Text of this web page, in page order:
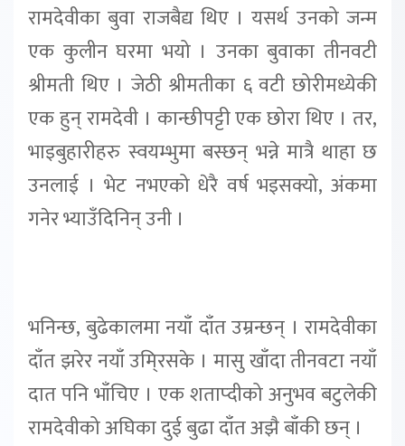
रामदेवीका बुवा राजबैद्य थिए । यसर्थ उनको जन्म
एक कुलीन घरमा भयो । उनका बुवाका तीनवटी
श्रीमती थिए । जेठी श्रीमतीका ६ वटी छोरीमध्येकी
एक हुन् रामदेवी । कान्छीपट्टी एक छोरा थिए । तर,
भाइबुहारीहरु स्वयम्भुमा बस्छन् भन्ने मात्रै थाहा छ
उनलाई । भेट नभएको धेरै वर्ष भइसक्यो, अंकमा
गनेर भ्याउँदिनिन् उनी ।
भनिन्छ, बुढेकालमा नयाँ दाँत उम्रन्छन् । रामदेवीका
दाँत झरेर नयाँ उमि्रसके । मासु खाँदा तीनवटा नयाँ
दात पनि भाँचिए । एक शताप्दीको अनुभव बटुलेकी
रामदेवीको अघिका दुई बुढा दाँत अझै बाँकी छन् ।